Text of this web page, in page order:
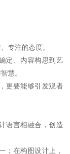
专注的态度。
定、内容构思到艺
慧。
更要能够引发观者
语言相融合，创造
；在构图设计上，